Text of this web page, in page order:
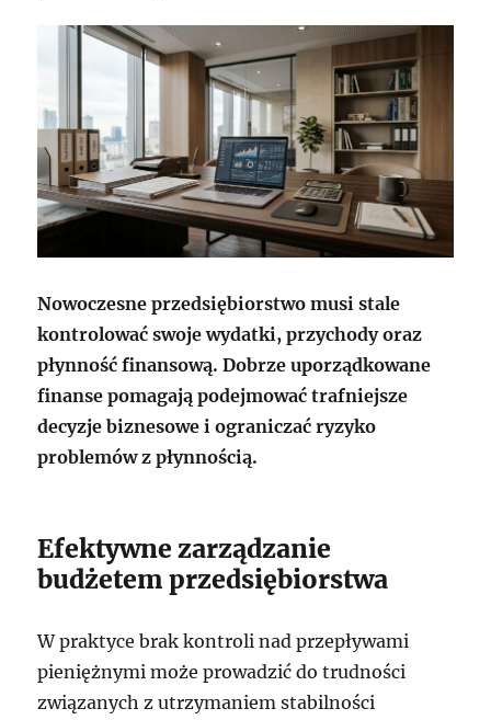
Nowoczesne przedsiębiorstwo musi stale
kontrolować swoje wydatki, przychody oraz
płynność finansową. Dobrze uporządkowane
finanse pomagają podejmować trafniejsze
decyzje biznesowe i ograniczać ryzyko
problemów z płynnością.
Efektywne zarządzanie
budżetem przedsiębiorstwa
W praktyce brak kontroli nad przepływami
pieniężnymi może prowadzić do trudności
związanych z utrzymaniem stabilności